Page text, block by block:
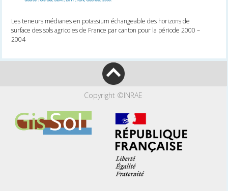
Les teneurs médianes en potassium échangeable des horizons de
surface des sols agricoles de France par canton pour la période 2000 –
2004
Copyright ©INRAE